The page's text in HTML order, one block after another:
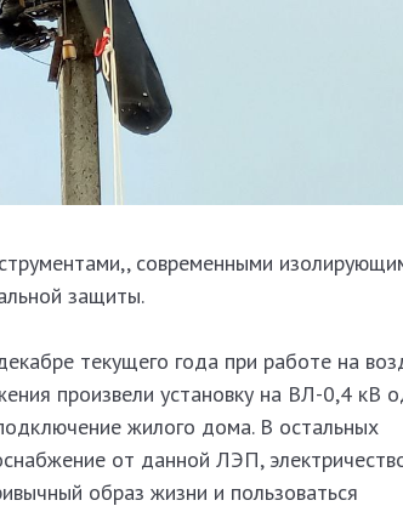
, современными
защиты.
текущего года при работе на
произвели установку на ВЛ-0,4 кВ
жилого дома. В остальных
от данной ЛЭП,
образ жизни и пользоваться